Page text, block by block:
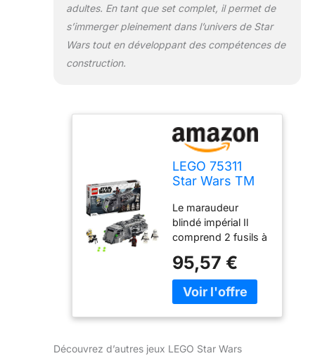
adultes. En tant que set complet, il permet de
s’immerger pleinement dans l’univers de Star
Wars tout en développant des compétences de
construction.
LEGO 75311
Star Wars TM
blindé impérial
Le maraudeur
blindé impérial Il
comprend 2 fusils à
qui se soulève afin
de permettre un
accès facile à la
navette Star Wars
95,57 €
Découvrez d’autres jeux LEGO Star Wars